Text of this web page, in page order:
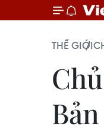
THẾ GIỚI